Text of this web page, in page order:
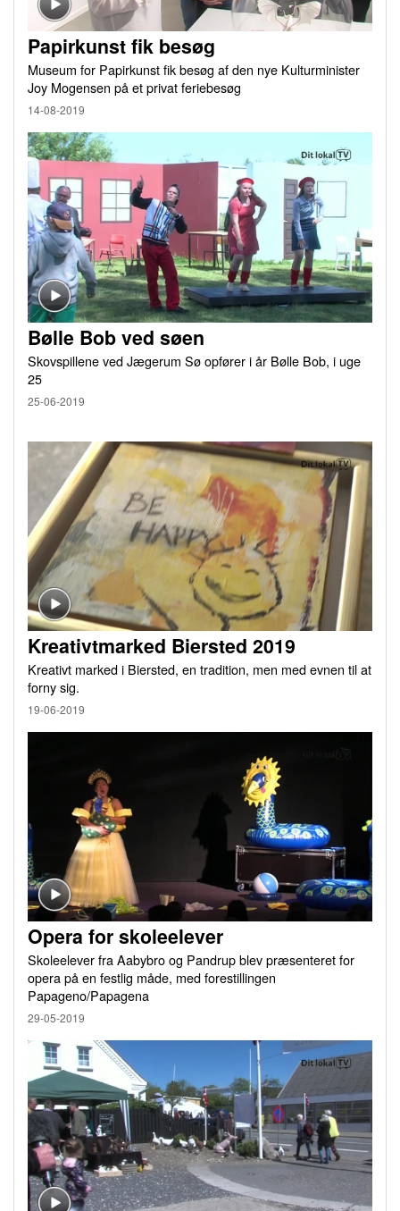
Papirkunst fik besøg
Museum for Papirkunst fik besøg af den nye Kulturminister
Joy Mogensen på et privat feriebesøg
14-08-2019
Bølle Bob ved søen
Skovspillene ved Jægerum Sø opfører i år Bølle Bob, i uge
25
25-06-2019
Kreativtmarked Biersted 2019
Kreativt marked i Biersted, en tradition, men med evnen til at
forny sig.
19-06-2019
Opera for skoleelever
Skoleelever fra Aabybro og Pandrup blev præsenteret for
opera på en festlig måde, med forestillingen
Papageno/Papagena
29-05-2019